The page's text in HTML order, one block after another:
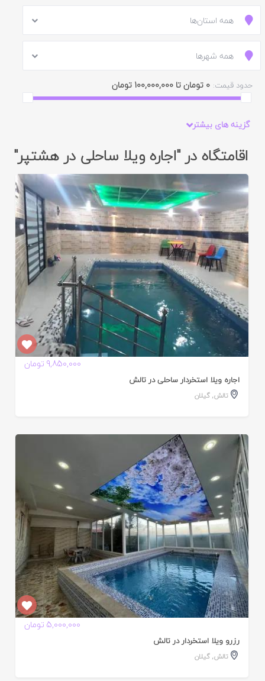
همه استان‌ها
همه شهرها
حدود قیمت: 0 تومان تا 100,000,000 تومان
گزینه های بیشتر
اقامتگاه در "اجاره ویلا ساحلی در هشتپر"
9,850,000 تومان
اجاره ویلا استخردار ساحلی در تالش
تالش,گیلان
5,000,000 تومان
رزرو ویلا استخردار در تالش
تالش,گیلان